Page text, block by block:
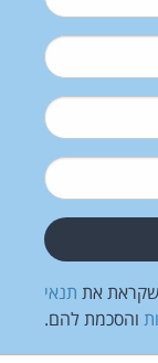
את תנאי
והסכמת להם.